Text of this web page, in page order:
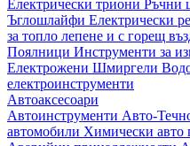
Електрически триони Ръчни
Ъглошлайфи Електрически
за топло лепене и с горещ
Поялници Инструменти за
Електрожени Шмиргели
електроинструменти
Автоаксесоари
Автоинструменти Авто-
автомобили Химически авто